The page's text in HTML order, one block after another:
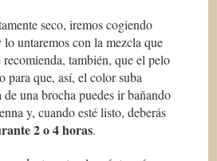
seco, iremos cogiendo
untaremos con la mezcla que
también, que el pelo
para que, así, el color suba
una brocha puedes ir bañando
y, cuando esté listo, deberás
2 o 4 horas.